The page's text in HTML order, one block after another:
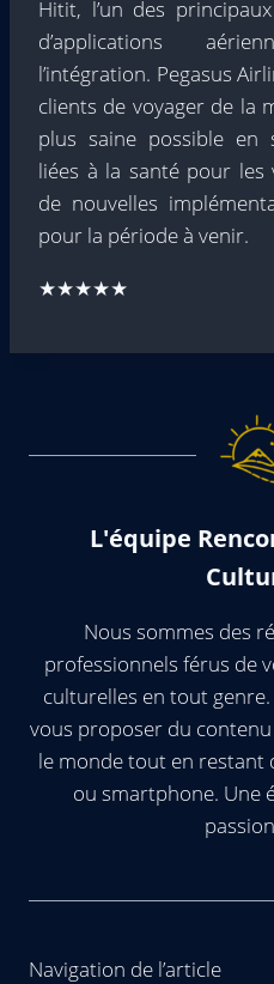
Hitit, l’un des
d’applications
l’intégration. Pegasus
clients de voyager de la
plus saine possible en
liées à la santé pour les
de nouvelles
pour la période à venir.
★★★★★
L'équipe
Nous sommes des
professionnels férus de
culturelles en tout
vous proposer du
le monde tout en
ou smartphone. Une
Navigation de l’article